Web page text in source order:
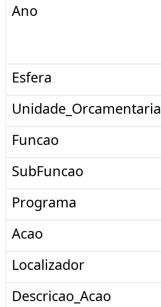
Ano
Esfera
Unidade_Orcamentaria
Funcao
SubFuncao
Programa
Acao
Localizador
Descricao_Acao